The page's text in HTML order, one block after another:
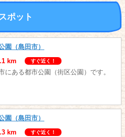
ポット
園（島田市）
km
すぐ近く！
にある都市公園（街区公園）です。
園（島田市）
km
すぐ近く！